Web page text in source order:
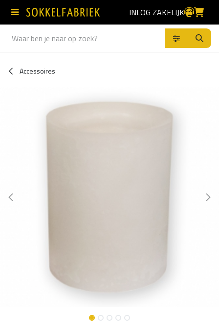
Overslaan naar inhoud
INLOG ZAKELIJK
Producten
Accessoires